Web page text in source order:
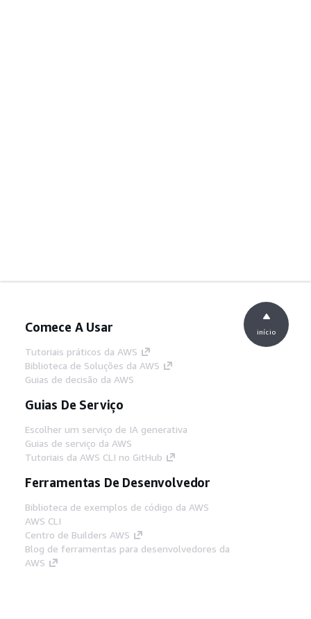
Comece A Usar
Tutoriais práticos da AWS
Biblioteca de Soluções da AWS
Guias de decisão da AWS
Guias De Serviço
Escolher um serviço de IA generativa
Guias de serviço da AWS
Tutoriais da AWS CLI no GitHub
Ferramentas De Desenvolvedor
Biblioteca de exemplos de código da AWS
AWS CLI
Centro de Builders AWS
Blog de ferramentas para desenvolvedores da
AWS
início